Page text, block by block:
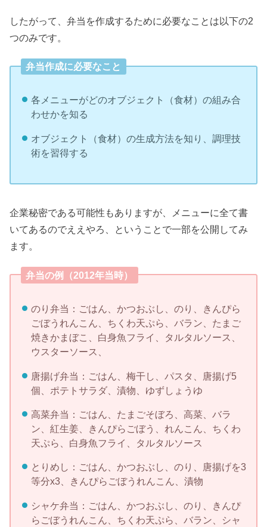
したがって、弁当を作成するために必要なことは以下の2
つのみです。
弁当作成に必要なこと
各メニューがどのオブジェクト（食材）の組み合
わせかを知る
オブジェクト（食材）の生成方法を知り、調理技
術を習得する
企業秘密である可能性もありますが、メニューに全て書
いてあるのでええやろ、ということで一部を公開してみ
ます。
弁当の例（2012年当時）
のり弁当：ごはん、かつおぶし、のり、きんぴら
ごぼうれんこん、ちくわ天ぷら、バラン、たまご
焼きかまぼこ、白身魚フライ、タルタルソース、
ウスターソース、
唐揚げ弁当：ごはん、梅干し、パスタ、唐揚げ5
個、ポテトサラダ、漬物、ゆずしょうゆ
高菜弁当：ごはん、たまごそぼろ、高菜、バラ
ン、紅生姜、きんぴらごぼう、れんこん、ちくわ
天ぷら、白身魚フライ、タルタルソース
とりめし：ごはん、かつおぶし、のり、唐揚げを3
等分x3、きんぴらごぼうれんこん、漬物
シャケ弁当：ごはん、かつおぶし、のり、きんぴ
らごぼうれんこん、ちくわ天ぷら、バラン、シャ